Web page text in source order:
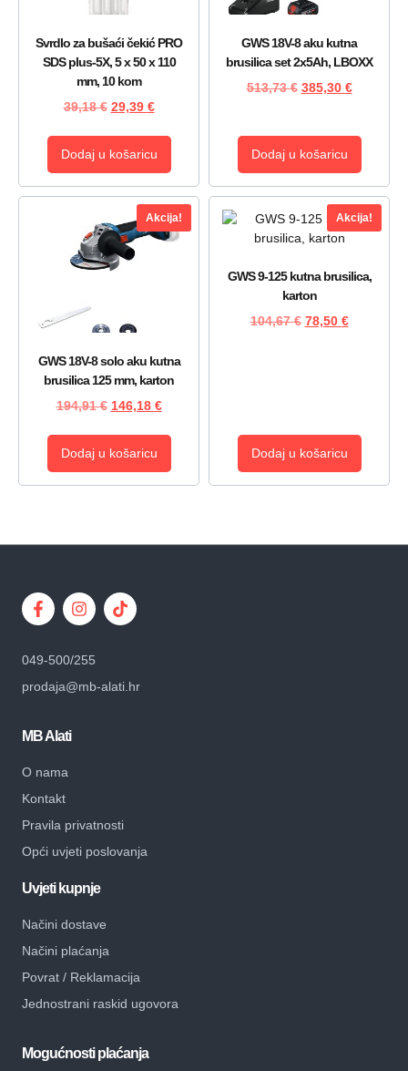
Svrdlo za bušaći čekić PRO
SDS plus-5X, 5 x 50 x 110
mm, 10 kom
39,18€ 29,39 €
Dodaj u košaricu
GWS 18V-8 aku kutna
brusilica set 2x5Ah, LBOXX
513,73€ 385,30 €
Dodaj u košaricu
Akcija!
GWS 18V-8 solo aku kutna
brusilica 125 mm, karton
194,91€ 146,18 €
Dodaj u košaricu
Akcija!
GWS 9-125 kutna brusilica,
karton
104,67€ 78,50 €
Dodaj u košaricu
049-500/255
prodaja@mb-alati.hr
MB Alati
O nama
Kontakt
Pravila privatnosti
Opći uvjeti poslovanja
Uvjeti kupnje
Načini dostave
Načini plaćanja
Povrat / Reklamacija
Jednostrani raskid ugovora
Mogućnosti plaćanja